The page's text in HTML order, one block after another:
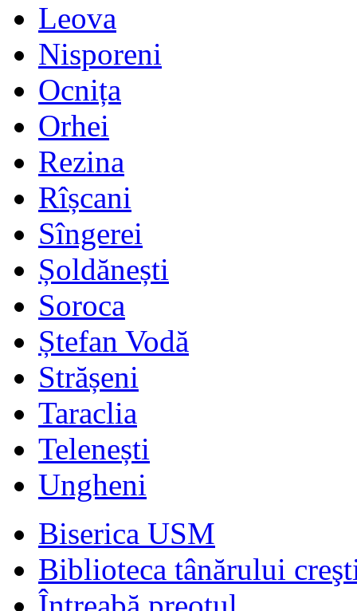
Leova
Nisporeni
Ocnița
Orhei
Rezina
Rîșcani
Sîngerei
Șoldănești
Soroca
Ștefan Vodă
Strășeni
Taraclia
Telenești
Ungheni
Biserica USM
Biblioteca tânărului